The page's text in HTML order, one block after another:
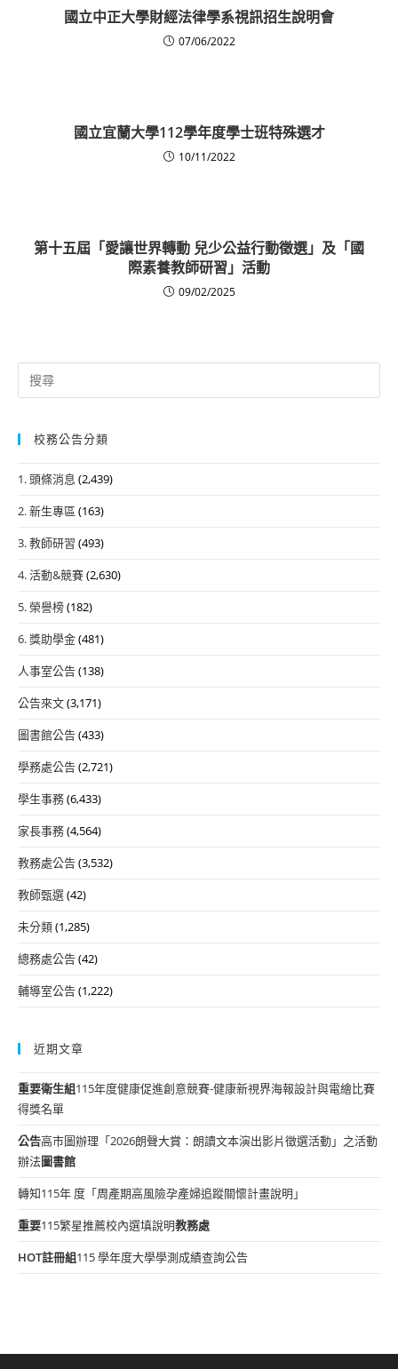
國立中正大學財經法律學系視訊招生說明會
07/06/2022
國立宜蘭大學112學年度學士班特殊選才
10/11/2022
第十五屆「愛讓世界轉動 兒少公益行動徵選」及「國
際素養教師研習」活動
09/02/2025
Search
for:
校務公告分類
1. 頭條消息 (2,439)
2. 新生專區 (163)
3. 教師研習 (493)
4. 活動&競賽(2,630)
5. 榮譽榜(182)
6. 獎助學金(481)
人事室公告(138)
公告來文(3,171)
圖書館公告(433)
學務處公告(2,721)
學生事務(6,433)
家長事務(4,564)
教務處公告(3,532)
教師甄選(42)
未分類(1,285)
總務處公告(42)
輔導室公告(1,222)
近期文章
重要衛生組115年度健康促進創意競賽-健康新視界海報設計與電繪比賽
得獎名單
公告高市圖辦理「2026朗聲大賞：朗讀文本演出影片徵選活動」之活動
辦法圖書館
轉知115年 度「周產期高風險孕產婦追蹤關懷計畫說明」
重要115繁星推薦校內選填說明教務處
HOT註冊組115 學年度大學學測成績查詢公告